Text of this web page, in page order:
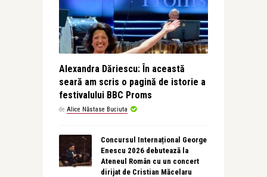
Alexandra Dăriescu: În această
seară am scris o pagină de istorie a
festivalului BBC Proms
de Alice Năstase Buciuta
Concursul Internațional George
Enescu 2026 debutează la
Ateneul Român cu un concert
dirijat de Cristian Măcelaru